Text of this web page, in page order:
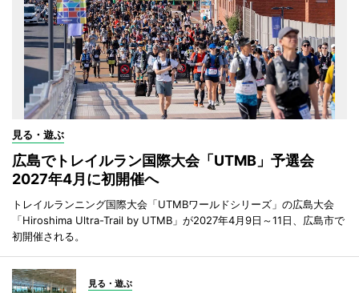
見る・遊ぶ
広島でトレイルラン国際大会「UTMB」予選会
2027年4月に初開催へ
トレイルランニング国際大会「UTMBワールドシリーズ」の広島大会
「Hiroshima Ultra-Trail by UTMB」が2027年4月9日～11日、広島市で
初開催される。
見る・遊ぶ